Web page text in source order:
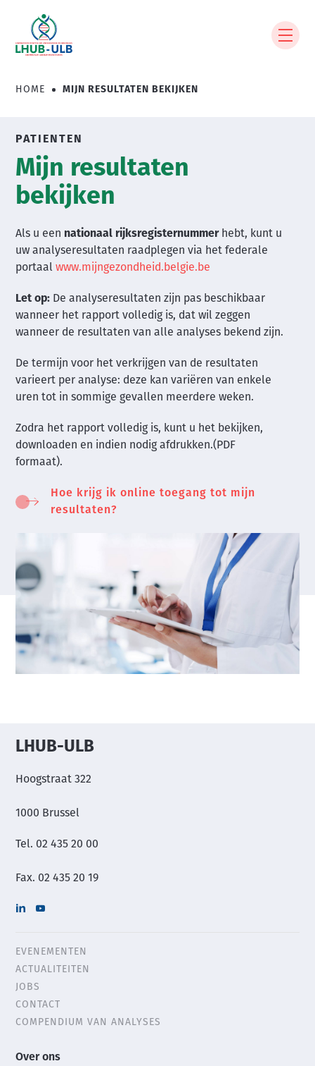
naar
gaanKruimelpad
HOME MIJN RESULTATEN BEKIJKEN
PATIENTEN
Mijn resultaten
bekijken
Als u een nationaal rijksregisternummerhebt, kunt u
uw analyseresultaten raadplegen via het federale
portaalwww.mijngezondheid.belgie.be
Let op: De analyseresultaten zijn pas beschikbaar
wanneer het rapport volledig is, dat wil zeggen
wanneer de resultaten van alle analyses bekend zijn.
De termijn voor het verkrijgen van de resultaten
varieert per analyse: deze kan variëren van enkele
uren tot in sommige gevallen meerdere weken.
Zodra het rapport volledig is, kunt u het bekijken,
downloaden en indien nodig afdrukken.(PDF
formaat).
Hoe krijg ik online toegang tot mijn
resultaten?
LHUB-ULB
Hoogstraat 322
1000 Brussel
Tel. 02 435 20 00
Fax. 02 435 20 19
Header
menu
EVENEMENTEN
ACTUALITEITEN
JOBS
CONTACT
COMPENDIUM VAN ANALYSES
Over ons